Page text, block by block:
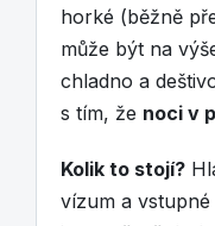
horké (běžně
může být na
chladno a
s tím, že noci v
Kolik to stojí?
vízum a